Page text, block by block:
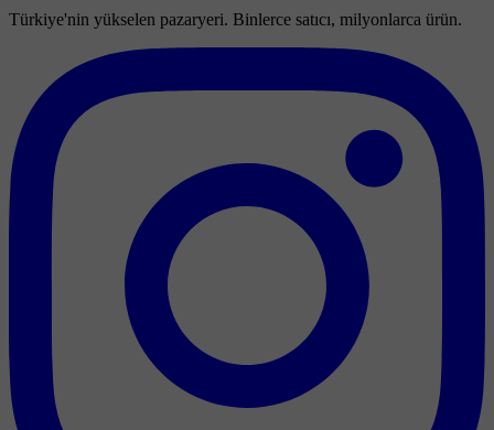
Türkiye'nin yükselen pazaryeri. Binlerce satıcı, milyonlarca ürün.